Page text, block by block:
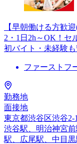
【早朝働ける方歓
2・1日2h～OK！
初バイト・未経験
ファーストフ
勤務地
面接地
東京都渋谷区渋谷2-
渋谷駅、明治神宮
駅、広尾駅、中目